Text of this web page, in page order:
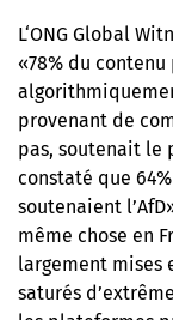
L‘ONG Global
«78% du
provenant de
pas, soutenait le
constaté que
soutenaient
même chose en
largement mises
saturés